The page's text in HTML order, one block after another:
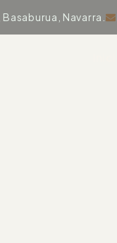
Navarra.